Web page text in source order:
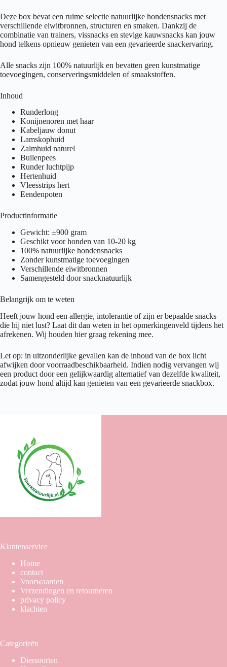
Deze box bevat een ruime selectie natuurlijke hondensnacks met
verschillende eiwitbronnen, structuren en smaken. Dankzij de
combinatie van trainers, vissnacks en stevige kauwsnacks kan jouw
hond telkens opnieuw genieten van een gevarieerde snackervaring.
Alle snacks zijn 100% natuurlijk en bevatten geen kunstmatige
toevoegingen, conserveringsmiddelen of smaakstoffen.
Inhoud
Runderlong
Konijnenoren met haar
Kabeljauw donut
Lamskophuid
Zalmhuid naturel
Bullenpees
Runder luchtpijp
Hertenhuid
Vleesstrips hert
Eendenpoten
Productinformatie
Gewicht: ±900 gram
Geschikt voor honden van 10-20 kg
100% natuurlijke hondensnacks
Zonder kunstmatige toevoegingen
Verschillende eiwitbronnen
Samengesteld door snacknatuurlijk
Belangrijk om te weten
Heeft jouw hond een allergie, intolerantie of zijn er bepaalde snacks
die hij niet lust? Laat dit dan weten in het opmerkingenveld tijdens het
afrekenen. Wij houden hier graag rekening mee.
Let op: in uitzonderlijke gevallen kan de inhoud van de box licht
afwijken door voorraadbeschikbaarheid. Indien nodig vervangen wij
een product door een gelijkwaardig alternatief van dezelfde kwaliteit,
zodat jouw hond altijd kan genieten van een gevarieerde snackbox.
Klantenservice
Home
contact
Voorwaarden
Verzendingen en retourneren
privacy policy
klachten
Categorieën
Diersoorten